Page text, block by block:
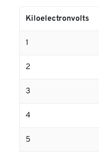
Kiloelectronvolts
1
2
3
4
5